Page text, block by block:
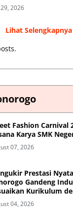
29, 2026
Lihat Selengkapnya
Fashion Carnival
Karya SMK
07, 2026
Prestasi
Gandeng
Kurikulum
Kerja
04, 2026